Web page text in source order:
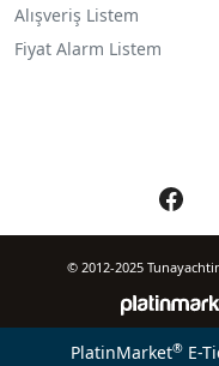
Alışveriş Listem
Fiyat Alarm Listem
© 2012-2025
PlatinMarket®E-